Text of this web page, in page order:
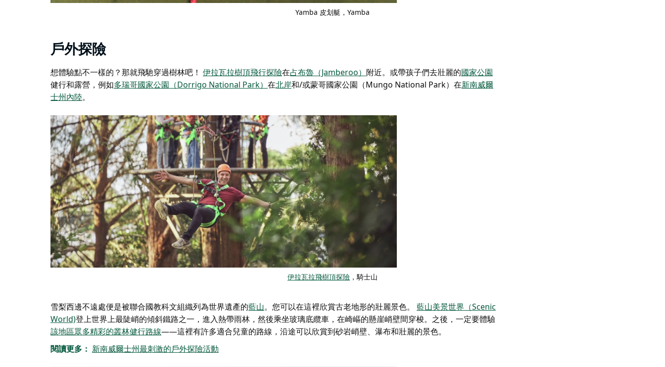
Yamba 皮划艇，Yamba
戶外探險
想體驗點不一樣的？那就飛馳穿過樹林吧！ 伊拉瓦拉樹頂飛行探險在占布魯（Jamberoo） 附近。或帶孩子們去壯麗的國家公園
健行和露營，例如多瑞哥國家公園（Dorrigo National Park） 在北岸和/或蒙哥國家公園（Mungo National Park） 在新南威爾
士州內陸。
伊拉瓦拉飛樹頂探險，騎士山
雪梨西邊不遠處便是被聯合國教科文組織列為世界遺產的藍山。您可以在這裡欣賞古老地形的壯麗景色。 藍山美景世界（Scenic
World)登上世界上最陡峭的傾斜鐵路之一，進入熱帶雨林，然後乘坐玻璃底纜車，在崎嶇的懸崖峭壁間穿梭。之後，一定要體驗
該地區眾多精彩的叢林健行路線——這裡有許多適合兒童的路線，沿途可以欣賞到砂岩峭壁、瀑布和壯麗的景色。
閱讀更多： 新南威爾士州最刺激的戶外探險活動